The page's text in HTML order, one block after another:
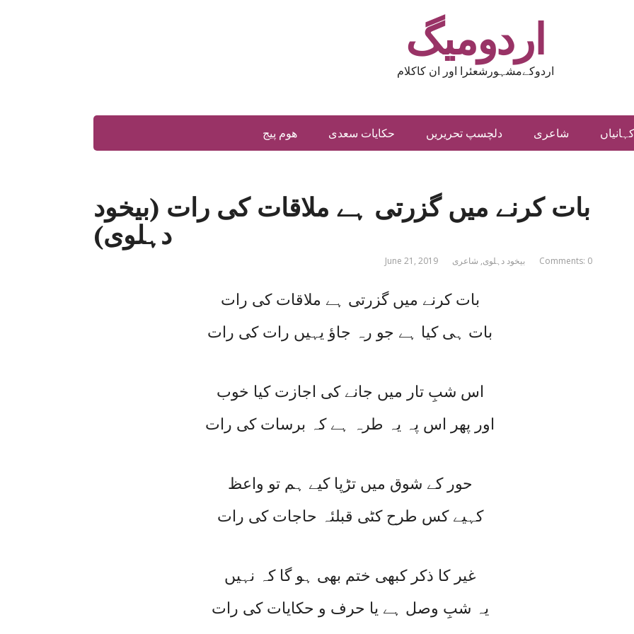
اردومیگ
اردوکےمشہورشعئرا اور ان کاکلام
ھوم پیج حکایات سعدی دلچسپ تحریریں شاعری کہانیاں
بات کرنے میں گزرتی ہے ملاقات کی رات (بیخود
دہلوی)
June 21, 2019 بیخود دہلوی, شاعری Comments: 0
بات کرنے میں گزرتی ہے ملاقات کی رات
بات ہی کیا ہے جو رہ جاؤ یہیں رات کی رات
اس شبِ تار میں جانے کی اجازت کیا خوب
اور پھر اس پہ یہ طرہ ہے کہ برسات کی رات
حور کے شوق میں تڑپا کیے ہم تو واعظ
کہیے کس طرح کٹی قبلئہ حاجات کی رات
غیر کا ذکر کبھی ختم بھی ہو گا کہ نہیں
یہ شبِ وصل ہے یا حرف و حکایات کی رات